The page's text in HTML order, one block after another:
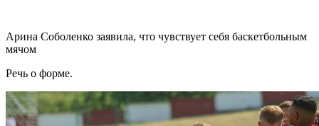
Арина Соболенко заявила, что чувствует себя баскетбольным
мячом
Речь о форме.